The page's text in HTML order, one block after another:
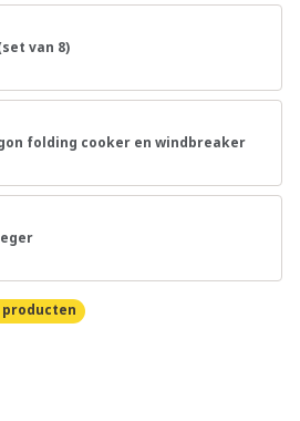
van 8)
folding cooker en windbreaker